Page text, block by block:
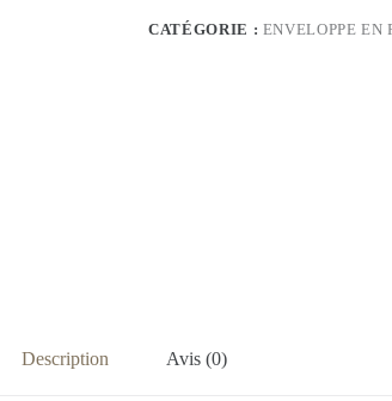
CATÉGORIE : ENVELOPPE EN
Description Avis (0)